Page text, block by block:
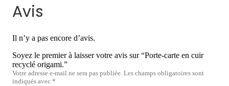
Avis
Il n’y a pas encore d’avis.
Soyez le premier à laisser votre avis sur “Porte-carte en cuir
recyclé origami.”
Votre adresse e-mail ne sera pas publiée. Les champs obligatoires sont
indiqués avec *